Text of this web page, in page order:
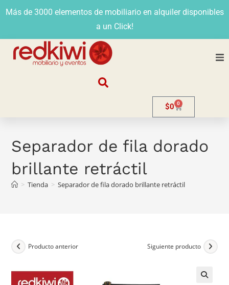
Más de 3000 elementos de mobiliario en alquiler disponibles
a un Click!
Venta
$0 0
Separador de fila dorado
brillante retráctil
> Tienda > Separador de fila dorado brillante retráctil
Producto anterior Siguiente producto